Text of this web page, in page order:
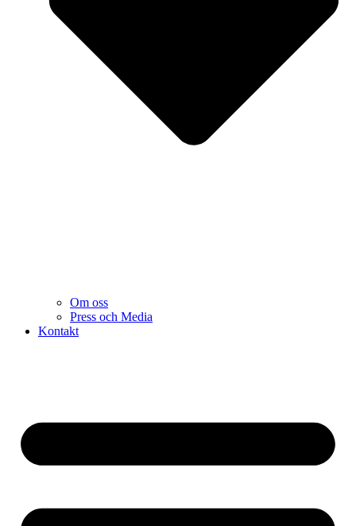
Om oss
Press och Media
Kontakt